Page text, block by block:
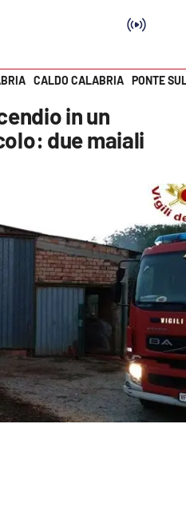
CALDO CALABRIA PONTE
in un
due maiali